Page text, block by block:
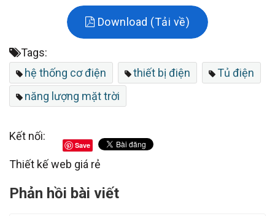
Download (Tải về)
Tags:
hệ thống cơ điện
thiết bị điện
Tủ điện
năng lượng mặt trời
Kết nối:
Save
Thiết kế web giá rẻ
Phản hồi bài viết